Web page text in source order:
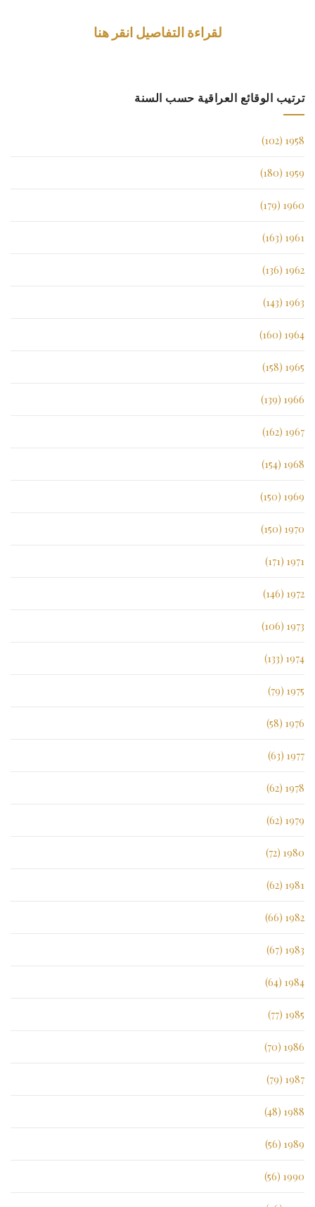
لقراءة التفاصيل انقر هنا
ترتيب الوقائع العراقية حسب السنة
1958 (102)
1959 (180)
1960 (179)
1961 (163)
1962 (136)
1963 (143)
1964 (160)
1965 (158)
1966 (139)
1967 (162)
1968 (154)
1969 (150)
1970 (150)
1971 (171)
1972 (146)
1973 (106)
1974 (133)
1975 (79)
1976 (58)
1977 (63)
1978 (62)
1979 (62)
1980 (72)
1981 (62)
1982 (66)
1983 (67)
1984 (64)
1985 (77)
1986 (70)
1987 (79)
1988 (48)
1989 (56)
1990 (56)